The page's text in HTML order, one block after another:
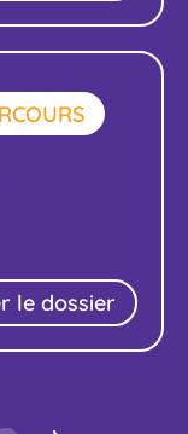
le dossier